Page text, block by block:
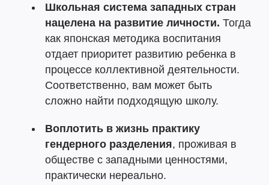
Школьная система западных стран
нацелена на развитие личности. Тогда
как японская методика воспитания
отдает приоритет развитию ребенка в
процессе коллективной деятельности.
Соответственно, вам может быть
сложно найти подходящую школу.
Воплотить в жизнь практику
гендерного разделения, проживая в
обществе с западными ценностями,
практически нереально.